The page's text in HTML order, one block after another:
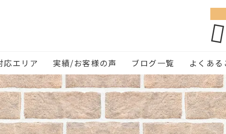
応エリア 実績/お客様の声 ブログ一覧 よくある